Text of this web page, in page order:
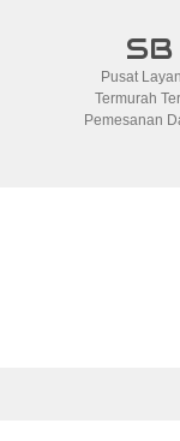
Pusat
Termurah
Pemesanan